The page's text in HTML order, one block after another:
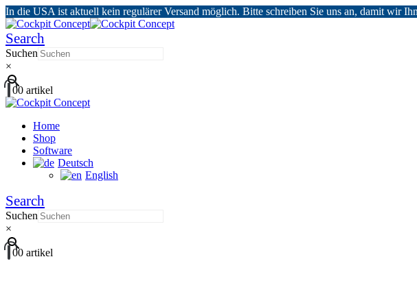
In die USA ist aktuell kein regulärer Versand möglich. Bitte schreiben Sie uns an, damit wir
Search
Suchen
×
00 artikel
Home
Shop
Software
Deutsch
English
Search
Suchen
×
00 artikel